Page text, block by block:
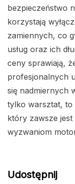
bezpieczeństwo
korzystają
zamiennych, co
usług oraz ich
ceny sprawiają,
profesjonalnych
się nadmiernych
tylko warsztat, to
który zawsze
wyzwaniom
Udostępnij